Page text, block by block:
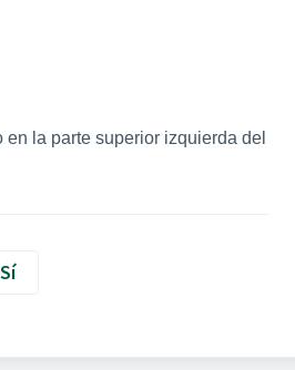
la parte superior izquierda del
Sí